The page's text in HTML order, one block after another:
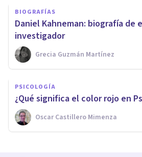
BIOGRAFÍAS
Daniel Kahneman: biografía de
investigador
Grecia Guzmán Martínez
PSICOLOGÍA
¿Qué significa el color rojo en
Oscar Castillero Mimenza